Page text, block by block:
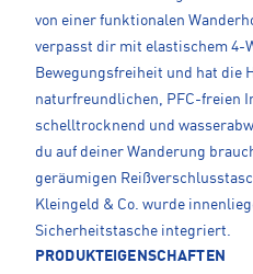
von einer funktionalen
verpasst dir mit elastischem 4-
Bewegungsfreiheit und hat die
naturfreundlichen, PFC-freien
schelltrocknend und
du auf deiner Wanderung
geräumigen
Kleingeld & Co. wurde
Sicherheitstasche integriert.
PRODUKTEIGENSCHAFTEN